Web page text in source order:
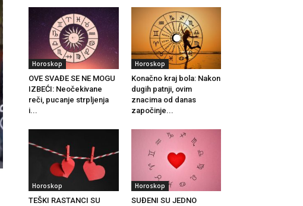
Horoskop
OVE SVAĐE SE NE MOGU
IZBEĆI: Neočekivane
reči, pucanje strpljenja
i...
Horoskop
Konačno kraj bola: Nakon
dugih patnji, ovim
znacima od danas
započinje...
Horoskop
TEŠKI RASTANCI SU
Horoskop
SUĐENI SU JEDNO